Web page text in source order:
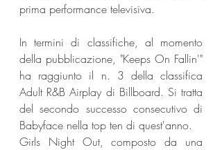
prima performance televisiva.
In termini di classifiche, al momento
della pubblicazione, "Keeps On Fallin'"
ha raggiunto il n. 3 della classifica
Adult R&B Airplay di Billboard. Si tratta
del secondo successo consecutivo di
Babyface nella top ten di quest'anno.
Girls Night Out, composto da una